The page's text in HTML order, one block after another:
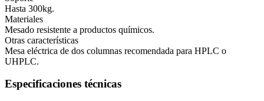
Hasta 300kg.
Materiales
Mesado resistente a productos químicos.
Otras características
Mesa eléctrica de dos columnas recomendada para HPLC o
UHPLC.
Especificaciones técnicas